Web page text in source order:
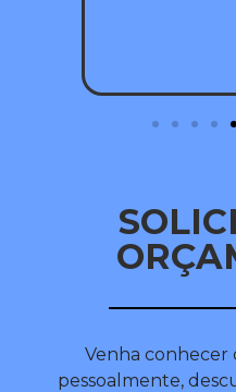
Venha conhecer
pessoalmente,